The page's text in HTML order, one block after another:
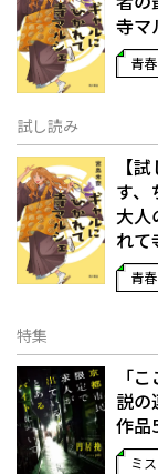
寺マ
青春
試し読み
【
す、
大
れて
青春
特集
「
説の
作品
ミ